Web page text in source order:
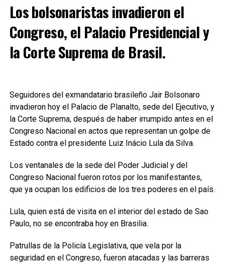
Los bolsonaristas invadieron el
Congreso, el Palacio Presidencial y
la Corte Suprema de Brasil.
Seguidores del exmandatario brasileño Jair Bolsonaro
invadieron hoy el Palacio de Planalto, sede del Ejecutivo, y
la Corte Suprema, después de haber irrumpido antes en el
Congreso Nacional en actos que representan un golpe de
Estado contra el presidente Luiz Inácio Lula da Silva.
Los ventanales de la sede del Poder Judicial y del
Congreso Nacional fueron rotos por los manifestantes,
que ya ocupan los edificios de los tres poderes en el país.
Lula, quien está de visita en el interior del estado de Sao
Paulo, no se encontraba hoy en Brasilia.
Patrullas de la Policía Legislativa, que vela por la
seguridad en el Congreso, fueron atacadas y las barreras